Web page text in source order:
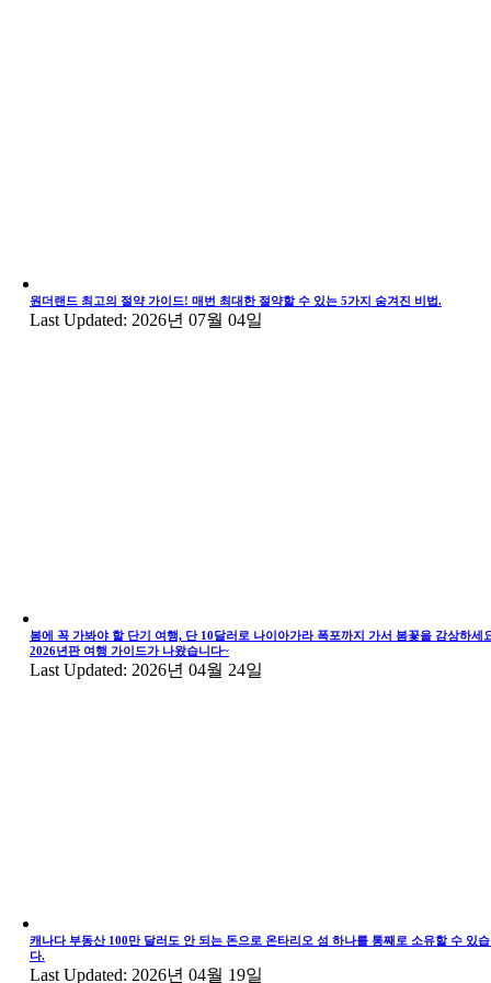
원더랜드 최고의 절약 가이드! 매번 최대한 절약할 수 있는 5가지 숨겨진 비법.
Last Updated: 2026년 07월 04일
봄에 꼭 가봐야 할 단기 여행, 단 10달러로 나이아가라 폭포까지 가서 봄꽃을 감상하세
2026년판 여행 가이드가 나왔습니다~
Last Updated: 2026년 04월 24일
캐나다 부동산 100만 달러도 안 되는 돈으로 온타리오 섬 하나를 통째로 소유할 수 있
다.
Last Updated: 2026년 04월 19일